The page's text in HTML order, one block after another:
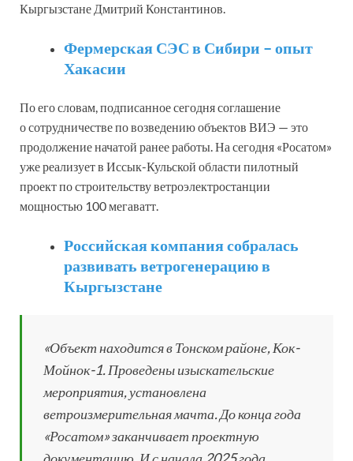
Кыргызстане Дмитрий Константинов.
Фермерская СЭС в Сибири – опыт
Хакасии
По его словам, подписанное сегодня соглашение
о сотрудничестве по возведению объектов ВИЭ — это
продолжение начатой ранее работы. На сегодня «Росатом»
уже реализует в Иссык-Кульской области пилотный
проект по строительству ветроэлектростанции
мощностью 100 мегаватт.
Российская компания собралась
развивать ветрогенерацию в
Кыргызстане
«Объект находится в Тонском районе, Кок-
Мойнок-1. Проведены изыскательские
мероприятия, установлена
ветроизмерительная мачта. До конца года
«Росатом» заканчивает проектную